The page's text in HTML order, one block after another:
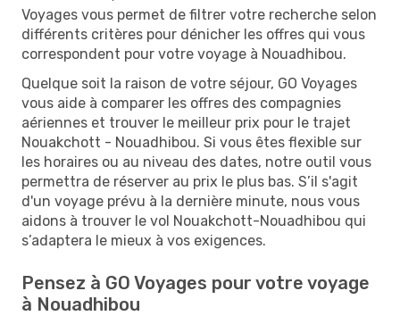
Voyages vous permet de filtrer votre recherche selon
différents critères pour dénicher les offres qui vous
correspondent pour votre voyage à Nouadhibou.
Quelque soit la raison de votre séjour, GO Voyages
vous aide à comparer les offres des compagnies
aériennes et trouver le meilleur prix pour le trajet
Nouakchott - Nouadhibou. Si vous êtes flexible sur
les horaires ou au niveau des dates, notre outil vous
permettra de réserver au prix le plus bas. S’il s'agit
d'un voyage prévu à la dernière minute, nous vous
aidons à trouver le vol Nouakchott-Nouadhibou qui
s’adaptera le mieux à vos exigences.
Pensez à GO Voyages pour votre voyage
à Nouadhibou